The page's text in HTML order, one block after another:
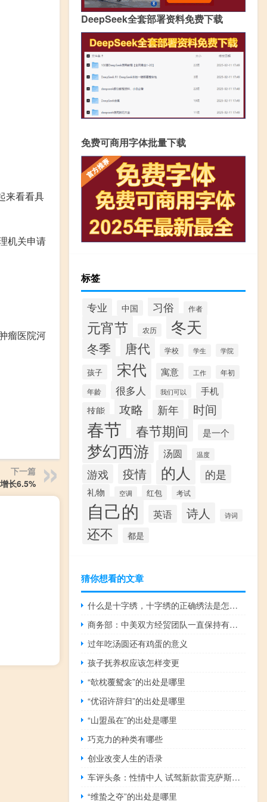
来看看具
机关申请
瘤医院河
下一篇
长6.5%
DeepSeek全套部署资料免费下载
免费可商用字体批量下载
标签
专业 中国 习俗 作者
元宵节 农历 冬天
冬季 唐代 学校 学生 学院
孩子 宋代 寓意 工作
年初
年龄
很多人 我们可以
手机
技能
攻略 新年 时间
春节 春节期间 是一个
梦幻西游 汤圆 温度
游戏 疫情 的人 的是
礼物 空调 红包 考试
自己的 英语 诗人 诗词
还不 都是
猜你想看的文章
什么是十字绣，十字绣的正确绣法是怎样绣的？
商务部：中美双方经贸团队一直保持有效沟通
过年吃汤圆还有鸡蛋的意义
孩子抚养权应该怎样变更
“欹枕覆鸳衾”的出处是哪里
“优诏许辞归”的出处是哪里
“山盟虽在”的出处是哪里
巧克力的种类有哪些
创业改变人生的语录
车评头条：性情中人 试驾新款雷克萨斯GS250 V6
“维蛰之夺”的出处是哪里